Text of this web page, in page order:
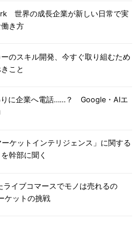
世界の成長企業が新しい日常で実
き方
のスキル開発、今すぐ取り組むため
こと
りに企業へ電話……？ Google・AIエ
ケットインテリジェンス」に関する
幹部に聞く
ライブコマースでモノは売れるの
ケットの挑戦